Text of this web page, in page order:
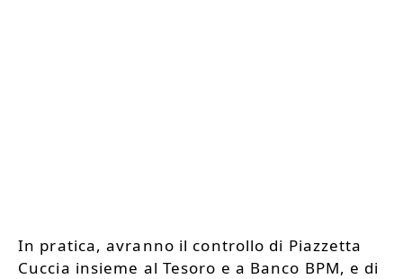
In pratica, avranno il controllo di Piazzetta
Cuccia insieme al Tesoro e a Banco BPM, e di